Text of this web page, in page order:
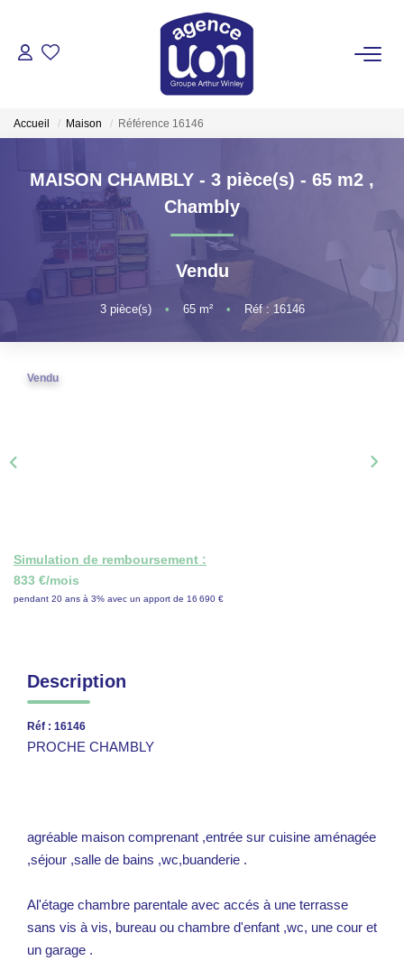
ACHETER
GÉRER
ESTIMER
VOTRE AGENCE
Accueil Maison Référence 16146
MAISON CHAMBLY - 3 pièce(s) - 65 m2 ,
Chambly
Vendu
3pièce(s) • 65m² • Réf : 16146
Vendu
Simulation de remboursement :
833 €/mois
pendant 20 ans à 3% avec un apport de 16 690 €
Description
Réf : 16146
PROCHE CHAMBLY
agréable maison comprenant ,entrée sur cuisine aménagée
,séjour ,salle de bains ,wc,buanderie .
Al'étage chambre parentale avec accés à une terrasse
sans vis à vis, bureau ou chambre d'enfant ,wc, une cour et
un garage .